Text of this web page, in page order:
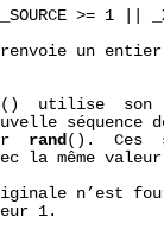
>= 1 ||
un
()  utilise  son
séquence
rand ().  Ces
la même
n’est
1.